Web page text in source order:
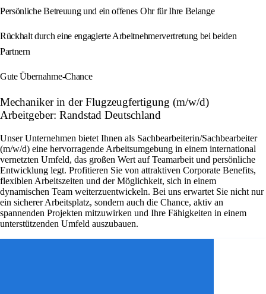
Persönliche Betreuung und ein offenes Ohr für Ihre Belange
Rückhalt durch eine engagierte Arbeitnehmervertretung bei beiden
Partnern
Gute Übernahme-Chance
Mechaniker in der Flugzeugfertigung (m/w/d)
Arbeitgeber: Randstad Deutschland
Unser Unternehmen bietet Ihnen als Sachbearbeiterin/Sachbearbeiter
(m/w/d) eine hervorragende Arbeitsumgebung in einem international
vernetzten Umfeld, das großen Wert auf Teamarbeit und persönliche
Entwicklung legt. Profitieren Sie von attraktiven Corporate Benefits,
flexiblen Arbeitszeiten und der Möglichkeit, sich in einem
dynamischen Team weiterzuentwickeln. Bei uns erwartet Sie nicht nur
ein sicherer Arbeitsplatz, sondern auch die Chance, aktiv an
spannenden Projekten mitzuwirken und Ihre Fähigkeiten in einem
unterstützenden Umfeld auszubauen.